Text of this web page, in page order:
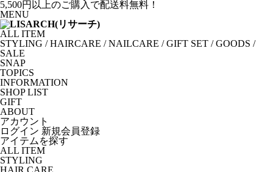
5,500円以上のご購入で配送料無料！
MENU
ALL ITEM
STYLING /HAIRCARE /NAILCARE /GIFT SET /GOODS /
SALE
SNAP
TOPICS
INFORMATION
SHOP LIST
GIFT
ABOUT
アカウント
ログイン 新規会員登録
アイテムを探す
ALL ITEM
STYLING
HAIR CARE